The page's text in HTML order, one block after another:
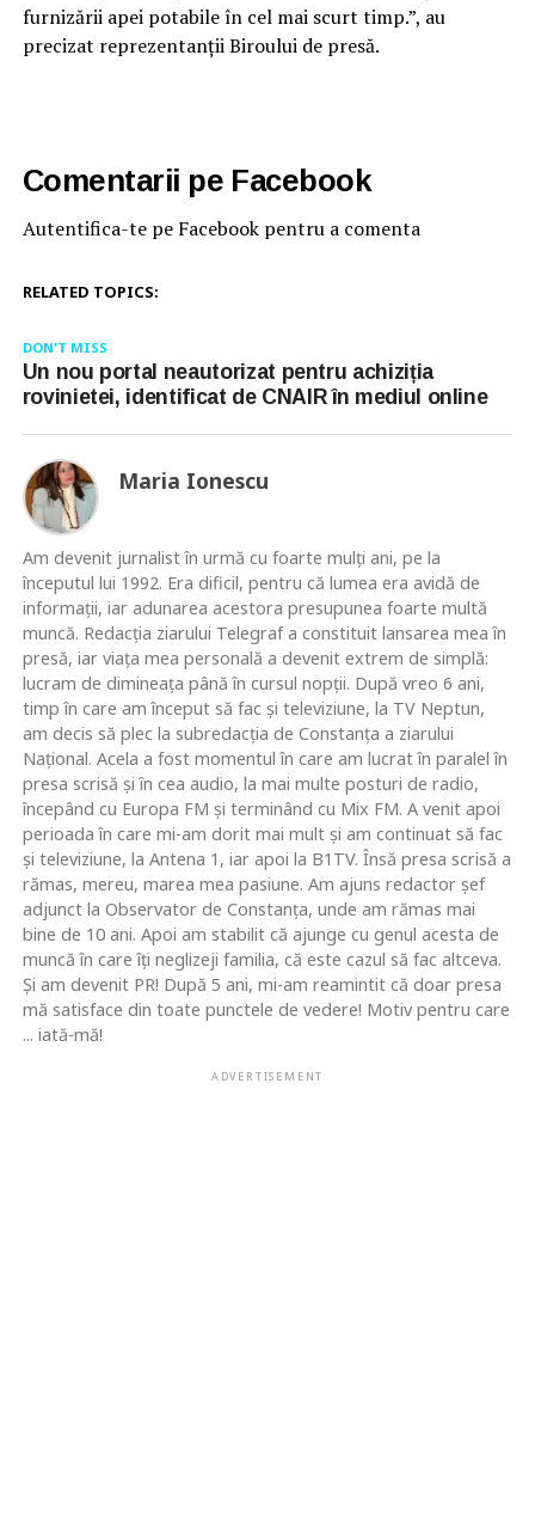
furnizării apei potabile în cel mai scurt timp.”, au
precizat reprezentanții Biroului de presă.
Comentarii pe Facebook
Autentifica-te pe Facebook pentru a comenta
RELATED TOPICS:
DON'T MISS
Un nou portal neautorizat pentru achiziția
rovinietei, identificat de CNAIR în mediul online
Maria Ionescu
Am devenit jurnalist în urmă cu foarte mulţi ani, pe la
începutul lui 1992. Era dificil, pentru că lumea era avidă de
informaţii, iar adunarea acestora presupunea foarte multă
muncă. Redacţia ziarului Telegraf a constituit lansarea mea în
presă, iar viaţa mea personală a devenit extrem de simplă:
lucram de dimineaţa până în cursul nopţii. După vreo 6 ani,
timp în care am început să fac şi televiziune, la TV Neptun,
am decis să plec la subredacţia de Constanţa a ziarului
Naţional. Acela a fost momentul în care am lucrat în paralel în
presa scrisă şi în cea audio, la mai multe posturi de radio,
începând cu Europa FM şi terminând cu Mix FM. A venit apoi
perioada în care mi-am dorit mai mult şi am continuat să fac
şi televiziune, la Antena 1, iar apoi la B1TV. Însă presa scrisă a
rămas, mereu, marea mea pasiune. Am ajuns redactor şef
adjunct la Observator de Constanţa, unde am rămas mai
bine de 10 ani. Apoi am stabilit că ajunge cu genul acesta de
muncă în care îţi neglizeji familia, că este cazul să fac altceva.
Şi am devenit PR! După 5 ani, mi-am reamintit că doar presa
mă satisface din toate punctele de vedere! Motiv pentru care
... iată-mă!
ADVERTISEMENT